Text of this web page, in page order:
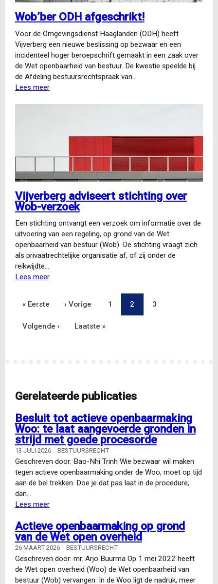
Wob’ber ODH afgeschrikt!
Voor de Omgevingsdienst Haaglanden (ODH) heeft
Vijverberg een nieuwe beslissing op bezwaar en een
incidenteel hoger beroepschrift gemaakt in een zaak over
de Wet openbaarheid van bestuur. De kwestie speelde bij
de Afdeling bestuursrechtspraak van…
Lees meerover
Vijverberg adviseert stichting over
Wob-verzoek
Een stichting ontvangt een verzoek om informatie over de
uitvoering van een regeling, op grond van de Wet
openbaarheid van bestuur (Wob). De stichting vraagt zich
als privaatrechtelijke organisatie af, of zij onder de
reikwijdte…
Lees meerover
stichting
Wob-
Paginering
Eerste
pagina
« Eerste Vorige
pagina
‹ Vorige Pagina
1 Pagina
2 Pagina
3
Volgende
Volgende › Laatste
Laatste »
Gerelateerde publicaties
Besluit tot actieve openbaarmaking
Woo: te laat aangevoerde gronden in
strijd met goede procesorde
13 JULI 2026 BESTUURSRECHT
Geschreven door: Bao-Nhi Trinh Wie bezwaar wil maken
tegen actieve openbaarmaking onder de Woo, moet op tijd
aan de bel trekken. Doe je dat pas laat in de procedure,
dan…
Lees meerover
tot
actieve
openbaarmaking
Woo:
te
laat
Actieve openbaarmaking op grond
van de Wet open overheid
26 MAART 2026 BESTUURSRECHT
Geschreven door: mr. Arjo Buurma Op 1 mei 2022 heeft
de Wet open overheid (Woo) de Wet openbaarheid van
bestuur (Wob) vervangen. In de Woo ligt de nadruk, meer